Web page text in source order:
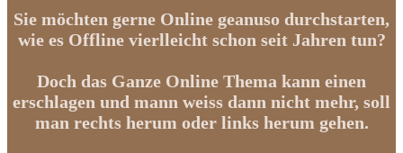
Sie möchten gerne Online geanuso durchstarten,
wie es Offline vierlleicht schon seit Jahren tun?
Doch das Ganze Online Thema kann einen
erschlagen und mann weiss dann nicht mehr, soll
man rechts herum oder links herum gehen.